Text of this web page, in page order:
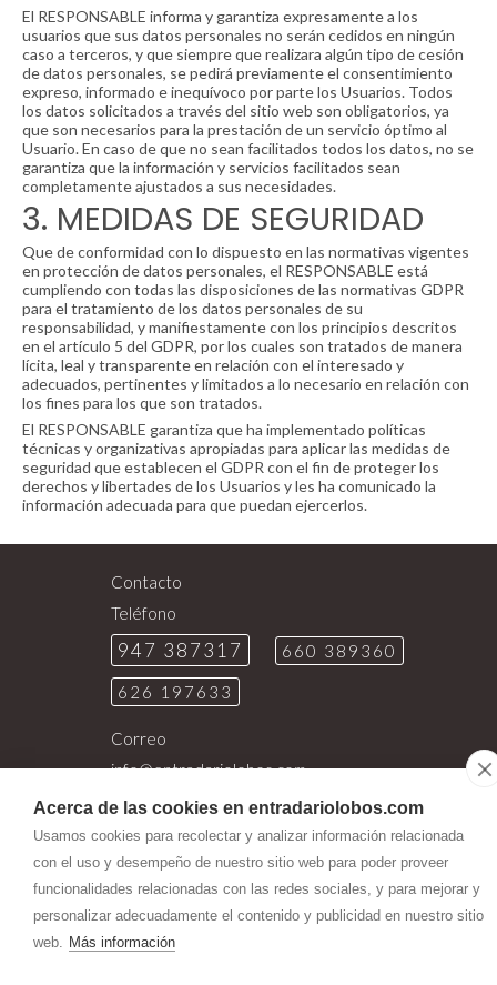
Acerca de las cookies en entradariolobos.com
Usamos cookies para recolectar y analizar información relacionada
con el uso y desempeño de nuestro sitio web para poder proveer
funcionalidades relacionadas con las redes sociales, y para mejorar y
personalizar adecuadamente el contenido y publicidad en nuestro sitio
web. Más información
El RESPONSABLE informa y garantiza expresamente a los
usuarios que sus datos personales no serán cedidos en ningún
caso a terceros, y que siempre que realizara algún tipo de cesión
de datos personales, se pedirá previamente el consentimiento
expreso, informado e inequívoco por parte los Usuarios. Todos
los datos solicitados a través del sitio web son obligatorios, ya
que son necesarios para la prestación de un servicio óptimo al
Usuario. En caso de que no sean facilitados todos los datos, no se
garantiza que la información y servicios facilitados sean
completamente ajustados a sus necesidades.
3. MEDIDAS DE SEGURIDAD
Que de conformidad con lo dispuesto en las normativas vigentes
en protección de datos personales, el RESPONSABLE está
cumpliendo con todas las disposiciones de las normativas GDPR
para el tratamiento de los datos personales de su
responsabilidad, y manifiestamente con los principios descritos
en el artículo 5 del GDPR, por los cuales son tratados de manera
lícita, leal y transparente en relación con el interesado y
adecuados, pertinentes y limitados a lo necesario en relación con
los fines para los que son tratados.
El RESPONSABLE garantiza que ha implementado políticas
técnicas y organizativas apropiadas para aplicar las medidas de
seguridad que establecen el GDPR con el fin de proteger los
derechos y libertades de los Usuarios y les ha comunicado la
información adecuada para que puedan ejercerlos.
Contacto
Teléfono
947 387317 660 389360
626 197633
Correo
info@entradariolobos.com
Dirección
C/ San Juan, S/N
09660-Hontoria del Pinar (Burgos)